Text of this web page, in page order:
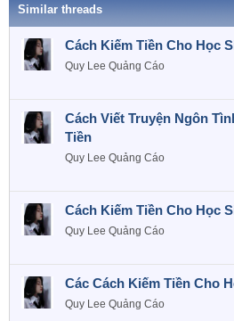
Similar threads
Cách Kiếm Tiền Cho Học
Quy Lee Quảng Cáo
Cách Viết Truyện Ngôn
Tiền
Quy Lee Quảng Cáo
Cách Kiếm Tiền Cho Học
Quy Lee Quảng Cáo
Các Cách Kiếm Tiền Cho
Quy Lee Quảng Cáo